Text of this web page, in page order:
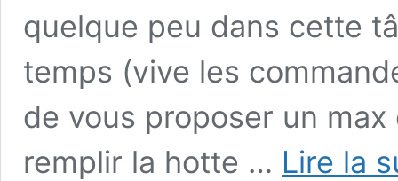
quelque peu dans cette
temps (vive les
de vous proposer un max
remplir la hotte … Lire la